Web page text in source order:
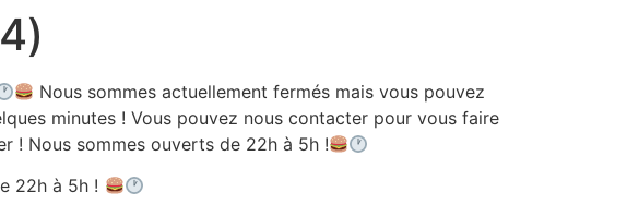
Nous sommes actuellement fermés mais vous pouvez
minutes ! Vous pouvez nous contacter pour vous faire
! Nous sommes ouverts de 22h à 5h !
22h à 5h !